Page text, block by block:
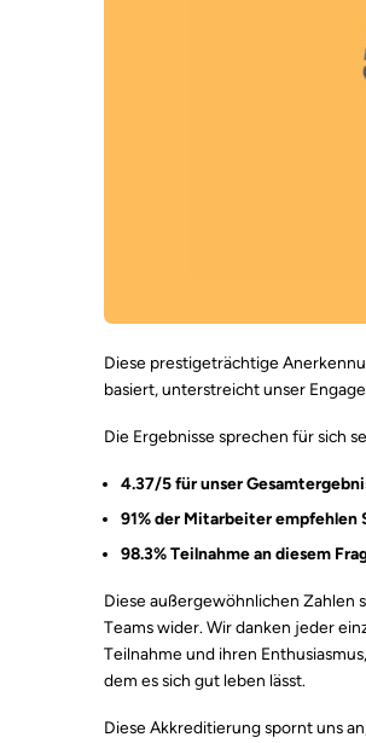
Diese prestigeträchtige
basiert, unterstreicht unser
Die Ergebnisse sprechen für sich
4.37/5 für unser
91% der Mitarbeiter
98.3% Teilnahme an diesem
Diese außergewöhnlichen Zahlen
Teams wider. Wir danken jeder
Teilnahme und ihren
dem es sich gut leben lässt.
Diese Akkreditierung spornt uns